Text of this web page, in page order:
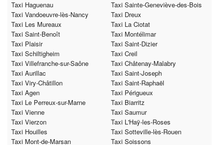
Taxi Haguenau
Taxi Sainte-Geneviève-des-Bois
Taxi Vandoeuvre-lès-Nancy
Taxi Dreux
Taxi Les Mureaux
Taxi La Ciotat
Taxi Saint-Benoît
Taxi Montélimar
Taxi Plaisir
Taxi Saint-Dizier
Taxi Schiltigheim
Taxi Creil
Taxi Villefranche-sur-Saône
Taxi Châtenay-Malabry
Taxi Aurillac
Taxi Saint-Joseph
Taxi Viry-Châtillon
Taxi Saint-Raphaël
Taxi Agen
Taxi Périgueux
Taxi Le Perreux-sur-Marne
Taxi Biarritz
Taxi Vienne
Taxi Saumur
Taxi Vierzon
Taxi L'Haÿ-les-Roses
Taxi Houilles
Taxi Sotteville-lès-Rouen
Taxi Mont-de-Marsan
Taxi Soissons